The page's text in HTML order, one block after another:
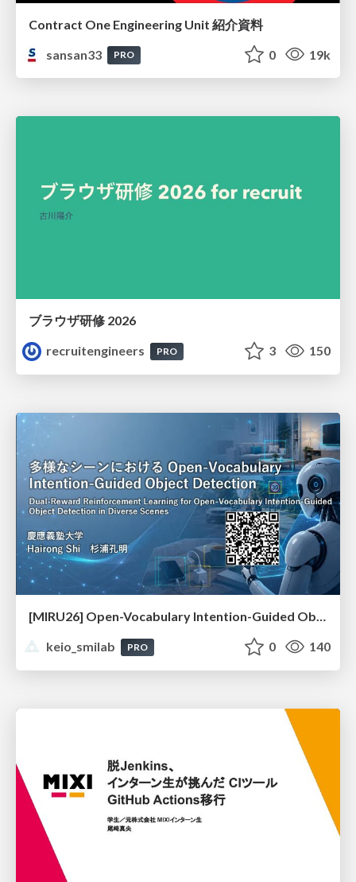
Contract One Engineering Unit 紹介資料
sansan33
PRO 0 19k
ブラウザ研修 2026
recruitengineers
PRO 3 150
[MIRU26] Open-Vocabulary Intention-Guided Object Detection in Diverse Scenes
keio_smilab
PRO 0 140